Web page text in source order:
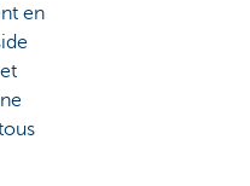
en